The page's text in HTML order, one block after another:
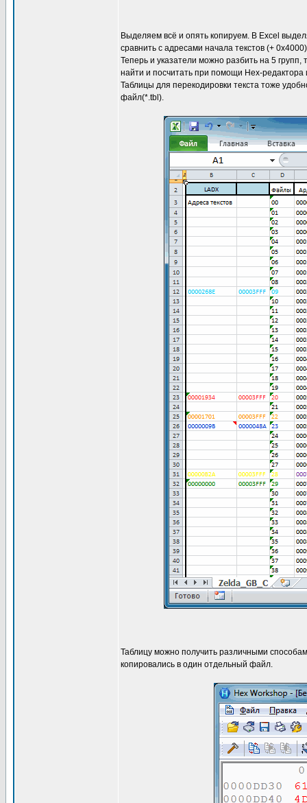
Выделяем всё и опять копируем. В Excel
сравнить с адресами начала текстов (+
Теперь и указатели можно разбить на 5
найти и посчитать при помощи Hex-редактора
Таблицы для перекодировки текста тоже
файл(*.tbl).
Таблицу можно получить различными
копировались в один отдельный файл.